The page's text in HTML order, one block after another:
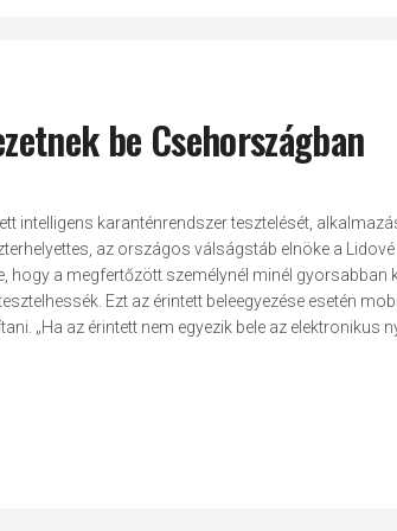
be Csehországban
intelligens karanténrendszer tesztelését,
az országos válságstáb elnöke a
hogy a megfertőzött személynél minél
Ezt az érintett beleegyezése esetén
„Ha az érintett nem egyezik bele az